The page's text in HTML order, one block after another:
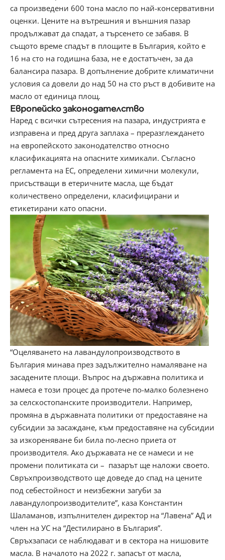
са произведени 600 тона масло по най-консервативни
оценки. Цените на вътрешния и външния пазар
продължават да спадат, а търсенето се забавя. В
същото време спадът в площите в България, който е
16 на сто на годишна база, не е достатъчен, за да
балансира пазара. В допълнение добрите климатични
условия са довели до над 50 на сто ръст в добивите на
масло от единица площ.
Европейско законодателство
Наред с всички сътресения на пазара, индустрията е
изправена и пред друга заплаха – преразглеждането
на европейското законодателство относно
класификацията на опасните химикали. Съгласно
регламента на ЕС, определени химични молекули,
присъстващи в етеричните масла, ще бъдат
количествено определени, класифицирани и
етикетирани като опасни.
“Оцеляването на лавандулопроизводството в
България минава през задължително намаляване на
засадените площи. Въпрос на държавна политика и
намеса е този процес да протече по-малко болезнено
за селскостопанските производители. Например,
промяна в държавната политики от предоставяне на
субсидии за засаждане, към предоставяне на субсидии
за изкореняване би била по-лесно приета от
производителя. Ако държавата не се намеси и не
промени политиката си – пазарът ще наложи своето.
Свръхпроизводството ще доведе до спад на цените
под себестойност и неизбежни загуби за
лавандулопроизводителите”, каза Константин
Шаламанов, изпълнителен директор на “Лавена” АД и
член на УС на “Дестилирано в България”.
Свръхзапаси се наблюдават и в сектора на нишовите
масла. В началото на 2022 г. запасът от масла,